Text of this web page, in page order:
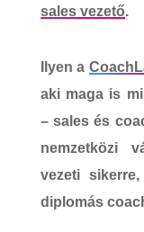
sales vezető.
Ilyen a
aki maga is
– sales és
nemzetközi
vezeti sikerre,
diplomás